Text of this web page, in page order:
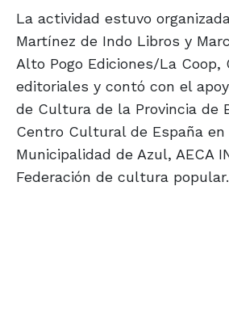
La actividad estuvo
Martínez de Indo Libros y
Alto Pogo Ediciones/La Coop,
editoriales y contó con el
de Cultura de la Provincia de
Centro Cultural de España en
Municipalidad de Azul, AECA
Federación de cultura popular.